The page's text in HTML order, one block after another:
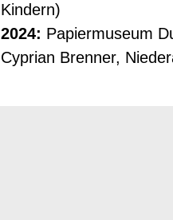
Kindern)
2024: Papiermuseum
Cyprian Brenner,